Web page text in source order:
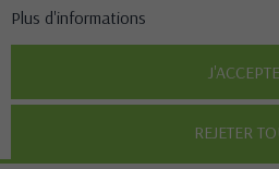
Plus d'informations
REJETER
J'ACCEPTE